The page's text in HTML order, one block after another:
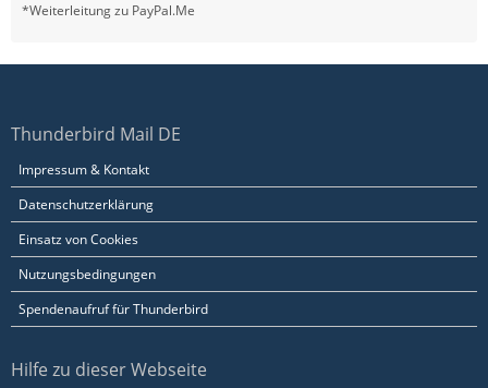
*Weiterleitung zu PayPal.Me
Thunderbird Mail DE
Impressum & Kontakt
Datenschutzerklärung
Einsatz von Cookies
Nutzungsbedingungen
Spendenaufruf für Thunderbird
Hilfe zu dieser Webseite